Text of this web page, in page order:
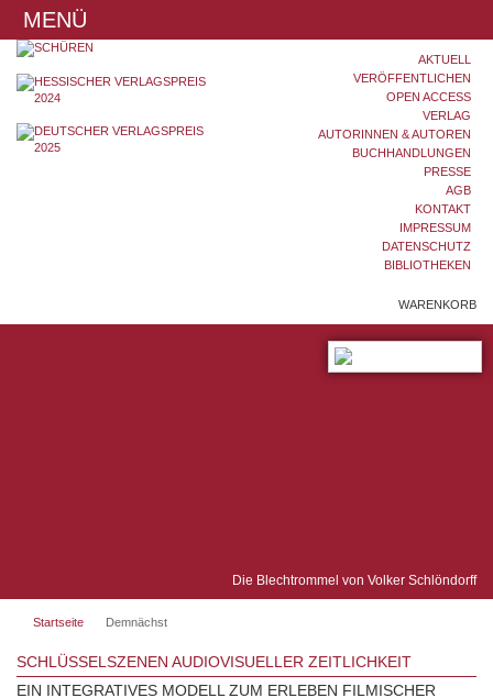
MENÜ
AKTUELL
VERÖFFENTLICHEN
OPEN ACCESS
VERLAG
AUTORINNEN & AUTOREN
BUCHHANDLUNGEN
PRESSE
AGB
KONTAKT
IMPRESSUM
DATENSCHUTZ
BIBLIOTHEKEN
WARENKORB
Die Blechtrommel von Volker Schlöndorff
Startseite Demnächst
SCHLÜSSELSZENEN AUDIOVISUELLER ZEITLICHKEIT
EIN INTEGRATIVES MODELL ZUM ERLEBEN FILMISCHER